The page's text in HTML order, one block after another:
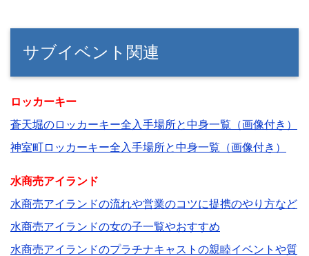
サブイベント関連
ロッカーキー
蒼天堀のロッカーキー全入手場所と中身一覧（画像付き）
神室町ロッカーキー全入手場所と中身一覧（画像付き）
水商売アイランド
水商売アイランドの流れや営業のコツに提携のやり方など
水商売アイランドの女の子一覧やおすすめ
水商売アイランドのプラチナキャストの親睦イベントや質